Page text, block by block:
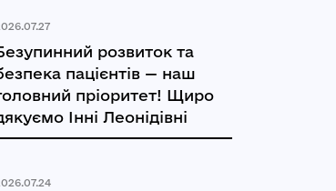
розвиток та
пацієнтів — наш
пріоритет! Щиро
Інні Леонідівні